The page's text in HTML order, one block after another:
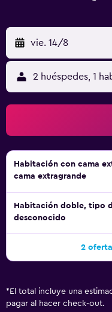
artículos de higiene
pueden navegar por la
Internet wifi gratis. Los
negocios incluyen
teléfono; se ofrecen
existir restricciones).
máquina de café
ofrece servicio de
limpieza todos los días.
hipoalergénicos. Los
este hotel incluyen
practicar las
indican más abajo en
alojamiento (es
vie. 14/8
2 huéspedes, 1
Habitación con cama
cama extragrande
Habitación doble, tipo
desconocido
2
* El total incluye una
pagar al hacer check-out.